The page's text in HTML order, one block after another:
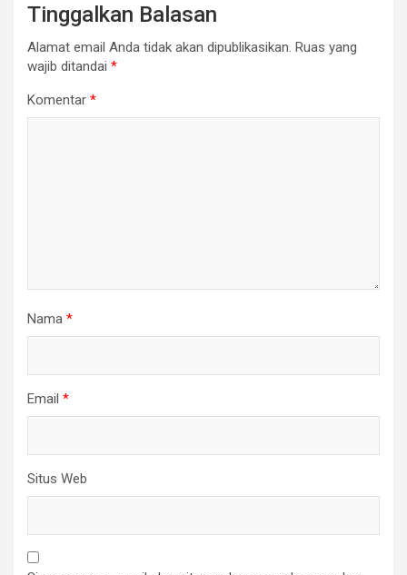
Tinggalkan Balasan
Alamat email Anda tidak akan dipublikasikan. Ruas yang
wajib ditandai *
Komentar *
Nama *
Email *
Situs Web